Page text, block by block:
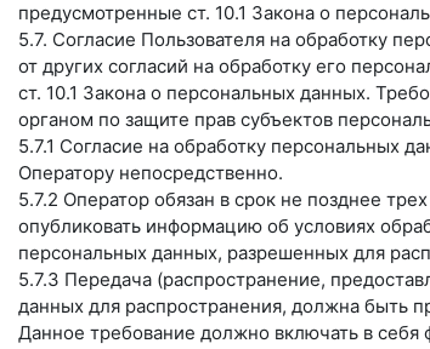
предусмотренные ст. 10.1 Закона о
5.7. Согласие Пользователя на обработку
от других согласий на обработку его
ст. 10.1 Закона о персональных данных.
органом по защите прав субъектов
5.7.1 Согласие на обработку персональных
Оператору непосредственно.
5.7.2 Оператор обязан в срок не позднее
опубликовать информацию об условиях
персональных данных, разрешенных для
5.7.3 Передача (распространение,
данных для распространения, должна быть
Данное требование должно включать в